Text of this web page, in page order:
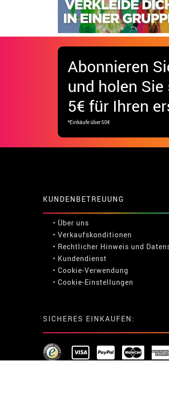
Abonnieren
und holen Sie
5€ für Ihren
*Einkäufe über 50€
KUNDENBETREUUNG
• Über uns
• Verkaufskonditionen
• Rechtlicher Hinweis und
• Kundendienst
• Cookie-Verwendung
• Cookie-Einstellungen
SICHERES EINKAUFEN: